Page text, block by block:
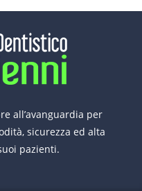
all’avanguardia per
sicurezza ed alta
pazienti.